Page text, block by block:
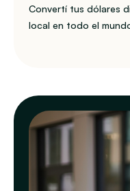
Convertí tus dólares
local en todo el